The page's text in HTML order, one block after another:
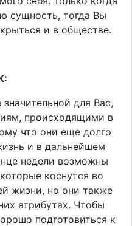
сущность, тогда Вы
и в обществе.
для Вас,
происходящими в
что они еще долго
и в дальнейшем
недели возможны
коснутся во
жизни, но они также
атрибутах. Чтобы
подготовиться к